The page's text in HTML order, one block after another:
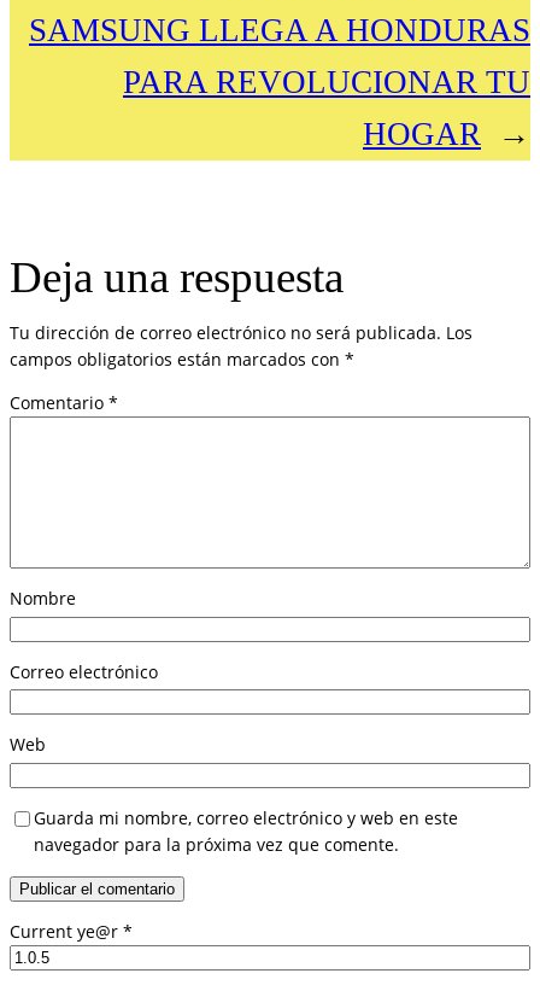
SAMSUNG LLEGA A HONDURAS
PARA REVOLUCIONAR TU
HOGAR
→
Deja una respuesta
Tu dirección de correo electrónico no será publicada. Los
campos obligatorios están marcados con *
Comentario *
Nombre
Correo electrónico
Web
Guarda mi nombre, correo electrónico y web en este
navegador para la próxima vez que comente.
Current ye@r *